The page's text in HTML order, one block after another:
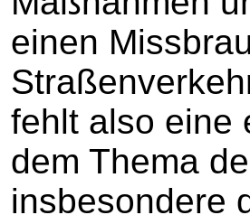
einen
fehlt also eine
dem Thema
insbesondere